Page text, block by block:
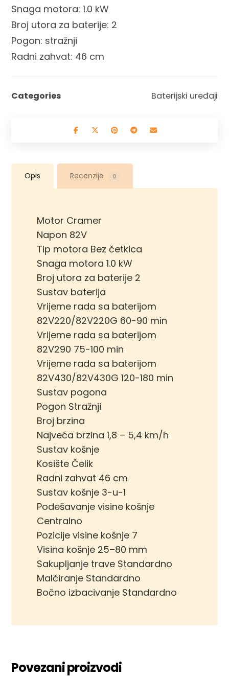
Snaga motora: 1.0 kW
Broj utora za baterije: 2
Pogon: stražnji
Radni zahvat: 46 cm
Categories Baterijski uređaji
Opis Recenzije 0
Motor Cramer
Napon 82V
Tip motora Bez četkica
Snaga motora 1.0 kW
Broj utora za baterije 2
Sustav baterija
Vrijeme rada sa baterijom
82V220/82V220G 60-90 min
Vrijeme rada sa baterijom
82V290 75-100 min
Vrijeme rada sa baterijom
82V430/82V430G 120-180 min
Sustav pogona
Pogon Stražnji
Broj brzina
Najveća brzina 1,8 – 5,4 km/h
Sustav košnje
Kosište Čelik
Radni zahvat 46 cm
Sustav košnje 3-u-1
Podešavanje visine košnje
Centralno
Pozicije visine košnje 7
Visina košnje 25–80 mm
Sakupljanje trave Standardno
Malčiranje Standardno
Bočno izbacivanje Standardno
Povezani proizvodi